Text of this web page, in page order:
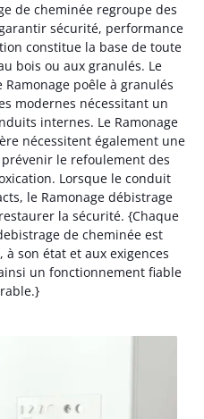
de cheminée regroupe des
sécurité, performance
constitue la base de toute
bois ou aux granulés. Le
poêle à granulés
modernes nécessitant un
internes. Le Ramonage
nécessitent également une
le refoulement des
Lorsque le conduit
le Ramonage débistrage
la sécurité. {Chaque
de cheminée est
à son état et aux exigences
un fonctionnement fiable